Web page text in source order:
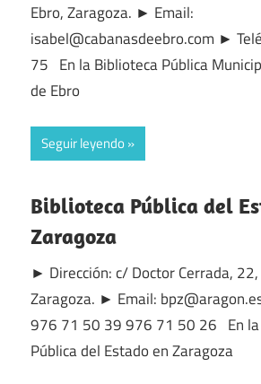
Ebro, Zaragoza. ► Email:
isabel@cabanasdeebro.com ►
75 En la Biblioteca Pública
de Ebro
Seguir leyendo
Biblioteca Pública del
Zaragoza
► Dirección: c/ Doctor Cerrada,
Zaragoza. ► Email:
976 71 50 39 976 71 50 26 En la
Pública del Estado en Zaragoza